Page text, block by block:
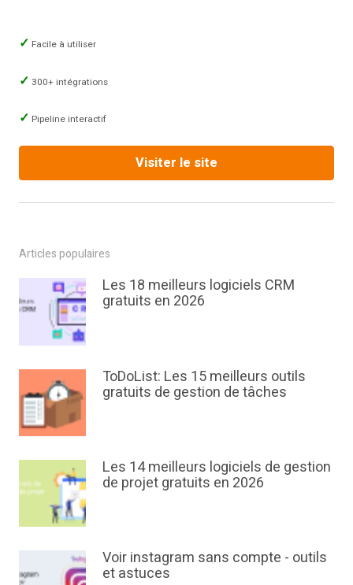
Facile à utiliser
300+ intégrations
Pipeline interactif
Visiter le site
Articles populaires
Les 18 meilleurs logiciels CRM
gratuits en 2026
ToDoList: Les 15 meilleurs outils
gratuits de gestion de tâches
Les 14 meilleurs logiciels de gestion
de projet gratuits en 2026
Voir instagram sans compte - outils
et astuces